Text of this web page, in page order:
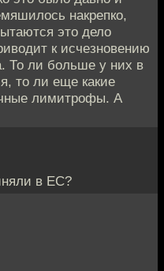
накрепко,
это дело
к исчезновению
То ли больше у них в
то ли еще какие
лимитрофы. А
в ЕС?